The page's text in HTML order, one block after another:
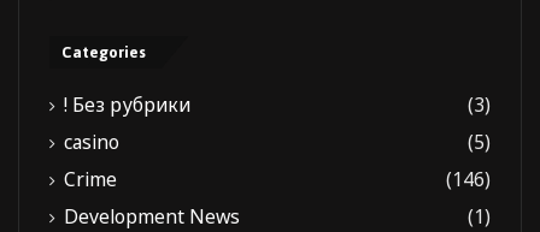
Categories
! Без рубрики
(3)
casino
(5)
Crime
(146)
Development News
(1)